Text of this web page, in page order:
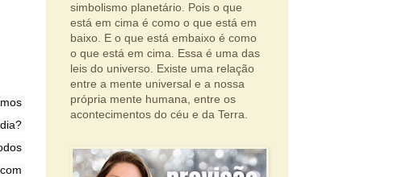
simbolismo planetário. Pois o que
está em cima é como o que está em
baixo. E o que está embaixo é como
o que está em cima. Essa é uma das
leis do universo. Existe uma relação
entre a mente universal e a nossa
própria mente humana, entre os
acontecimentos do céu e da Terra.